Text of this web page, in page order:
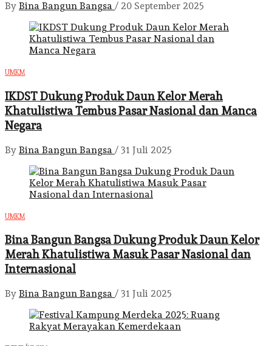
By Bina Bangun Bangsa / 20 September 2025
UMKM
IKDST Dukung Produk Daun Kelor Merah
Khatulistiwa Tembus Pasar Nasional dan Manca
Negara
By Bina Bangun Bangsa / 31 Juli 2025
UMKM
Bina Bangun Bangsa Dukung Produk Daun Kelor
Merah Khatulistiwa Masuk Pasar Nasional dan
Internasional
By Bina Bangun Bangsa / 31 Juli 2025